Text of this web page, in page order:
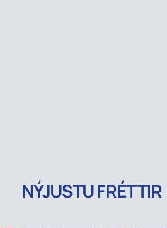
NÝJUSTU FRÉTTIR